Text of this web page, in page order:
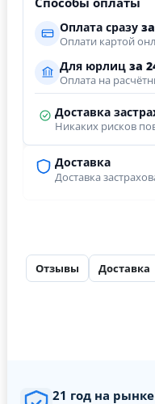
Доставка
Доставка
Оплата сразу за
Оплати картой
Для юрлиц за
Оплата на
Доставка
Никаких рисков
Отзывы Доставка
21 год на рынке